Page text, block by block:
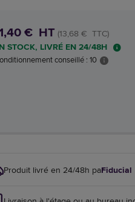
€ HT (13,68 € TTC)
STOCK, LIVRÉ EN 24/48H
conseillé : 10
Produit livré en 24/48h parFiducial